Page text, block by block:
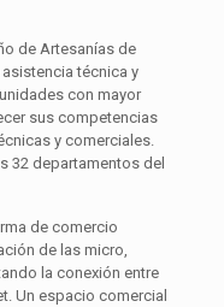
de Artesanías de
técnica y
con mayor
sus competencias
y comerciales.
32 departamentos del
de comercio
de las micro,
la conexión entre
Un espacio comercial